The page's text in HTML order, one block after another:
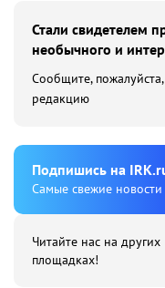
Стали свидетелем
необычного и
Сообщите,
редакцию
Подпишиcь на
Cамые свежие новости
Читайте нас на других
площадках!